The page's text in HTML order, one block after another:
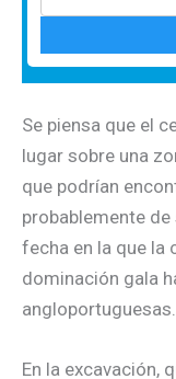
Se piensa que el
lugar sobre una
que podrían
probablemente
fecha en la que la
dominación gala
angloportuguesas.
En la excavación,